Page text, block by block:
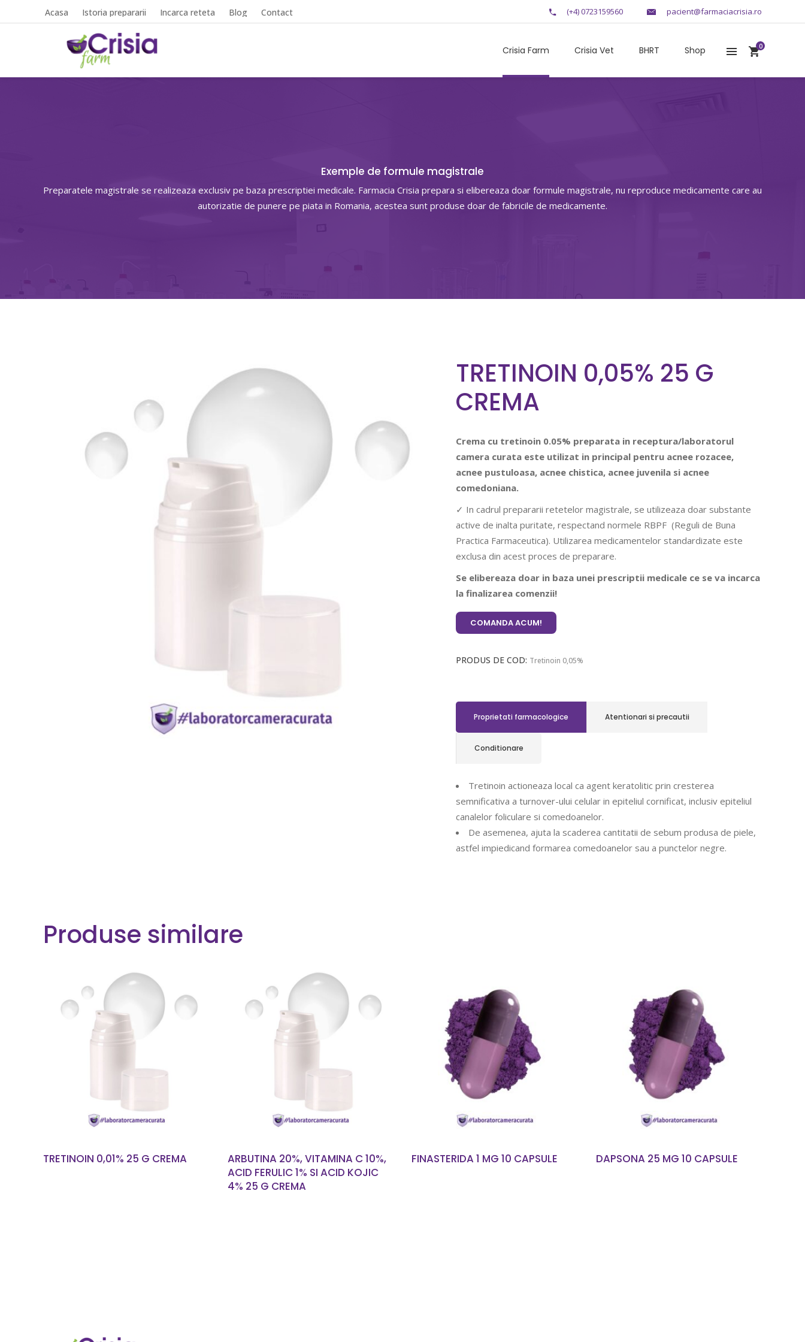
Acasa Istoria prepararii Incarca reteta Blog Contact (+4) 0723159560 pacient@farmaciacrisia.ro
Crisia Farm Crisia Vet BHRT Shop 0
Exemple de formule magistrale
Preparatele magistrale se realizeaza exclusiv pe baza prescriptiei medicale. Farmacia Crisia prepara si elibereaza doar formule magistrale, nu reproduce medicamente care au
autorizatie de punere pe piata in Romania, acestea sunt produse doar de fabricile de medicamente.
TRETINOIN 0,05% 25 G
CREMA
Crema cu tretinoin 0.05% preparata in receptura/laboratorul
camera curata este utilizat in principal pentru acnee rozacee,
acnee pustuloasa, acnee chistica, acnee juvenila si acnee
comedoniana.
✓ In cadrul prepararii retetelor magistrale, se utilizeaza doar substante
active de inalta puritate, respectand normele RBPF (Reguli de Buna
Practica Farmaceutica). Utilizarea medicamentelor standardizate este
exclusa din acest proces de preparare.
Se elibereaza doar in baza unei prescriptii medicale ce se va incarca
la finalizarea comenzii!
COMANDA ACUM!
PRODUS DE COD: Tretinoin 0,05%
Proprietati farmacologice Atentionari si precautii
Conditionare
Tretinoin actioneaza local ca agent keratolitic prin cresterea
semnificativa a turnover-ului celular in epiteliul cornificat, inclusiv epiteliul
canalelor foliculare si comedoanelor.
De asemenea, ajuta la scaderea cantitatii de sebum produsa de piele,
astfel impiedicand formarea comedoanelor sau a punctelor negre.
Produse similare
TRETINOIN 0,01% 25 G CREMA
ARBUTINA 20%, VITAMINA C 10%,
ACID FERULIC 1% SI ACID KOJIC
4% 25 G CREMA
CITEȘTE MAI MULT
FINASTERIDA 1 MG 10 CAPSULE
CITEȘTE MAI MULT
DAPSONA 25 MG 10 CAPSULE